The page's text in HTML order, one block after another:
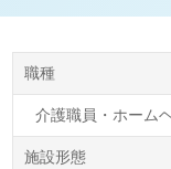
職種
介護職員・ホーム
施設形態